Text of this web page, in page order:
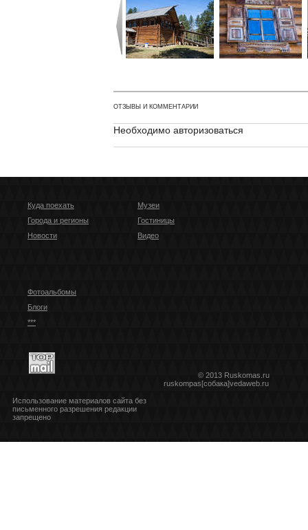
ОТЗЫВЫ И КОММЕНТАРИИ
Необходимо авторизоваться
Куда поехать
Города и регионы
Новости
Музеи
Гостиницы
Видео
Фотоальбомы
Блоги
***
© 2013 Ruskomas.ru
ruskompas[собака]vedaweb.ru
Использование материалов сайта без
письменного разрешения редакции
запрещено